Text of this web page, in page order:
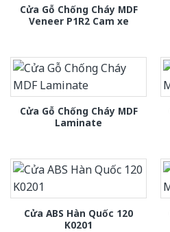
Cửa Gỗ Chống Cháy MDF
Veneer P1R2 Cam xe
Cửa Gỗ Chống Cháy MDF
Laminate
Cửa ABS Hàn Quốc 120
K0201